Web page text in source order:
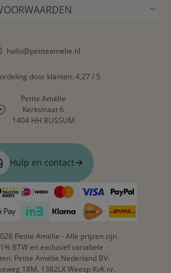
mee met je kind, van peutermatras tot
vanaf 2 jaar
naar een groter bed
voor oudere kinderen
of meegroeibed
zijn er in 50x60 cm en 60x70 cm. Op
de kamer? Bekijk ook ons
VRAGEN
IS EEN MATRASBESCHERMER
hallo@petiteamelie.nl
door klanten: 4,27 / 5
Petite Amélie
Kerkstraat 6
1404 HH BUSSUM
Hulp en contact
Petite Amélie - Alle prijzen zijn
BTW en exclusief variabele
Petite Amélie Nederland BV.
18M. 1382LX Weesp KvK nr.